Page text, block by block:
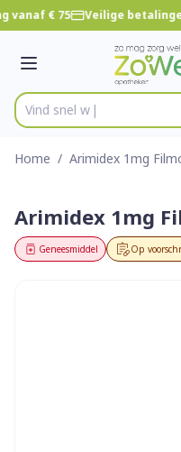
Ga naar de inhoud
1 van 1
vanaf € 75 Veilige
Menu
Product, merk,
V
Home / Arimidex 1mg
Arimidex 1mg
Op
Geneesmiddel